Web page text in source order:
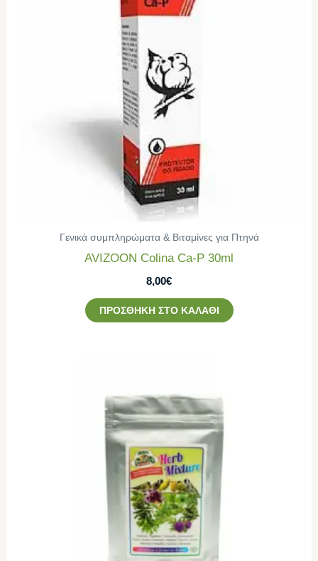
Γενικά συμπληρώματα & Βιταμίνες για Πτηνά
AVIZOON Colina Ca-P 30ml
8,00€
ΠΡΟΣΘΉΚΗ ΣΤΟ ΚΑΛΆΘΙ